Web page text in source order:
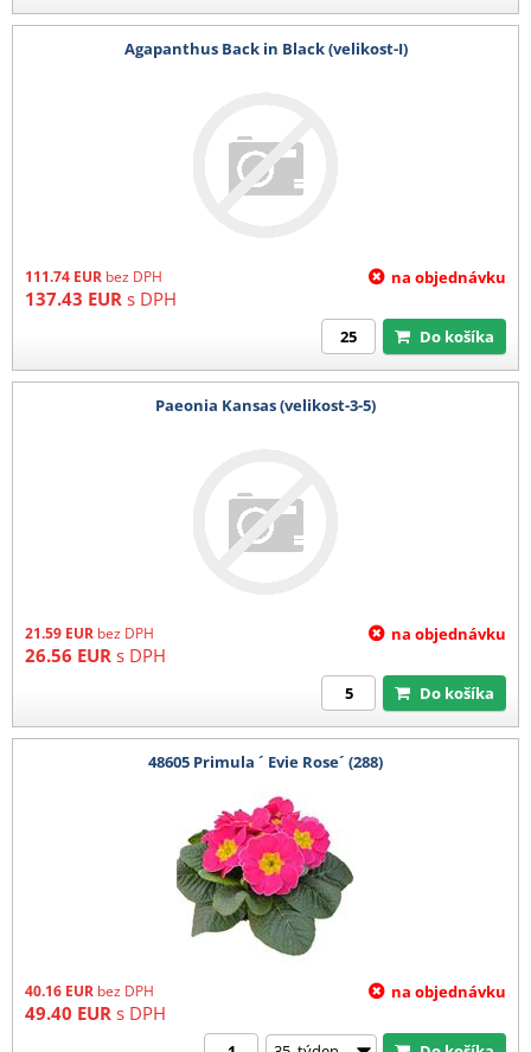
Agapanthus Back in Black (velikost-I)
111.74 EUR bez DPH
137.43 EUR s DPH
na objednávku
Do košíka
Paeonia Kansas (velikost-3-5)
21.59 EUR bez DPH
26.56 EUR s DPH
na objednávku
Do košíka
48605 Primula ´ Evie Rose´ (288)
40.16 EUR bez DPH
49.40 EUR s DPH
na objednávku